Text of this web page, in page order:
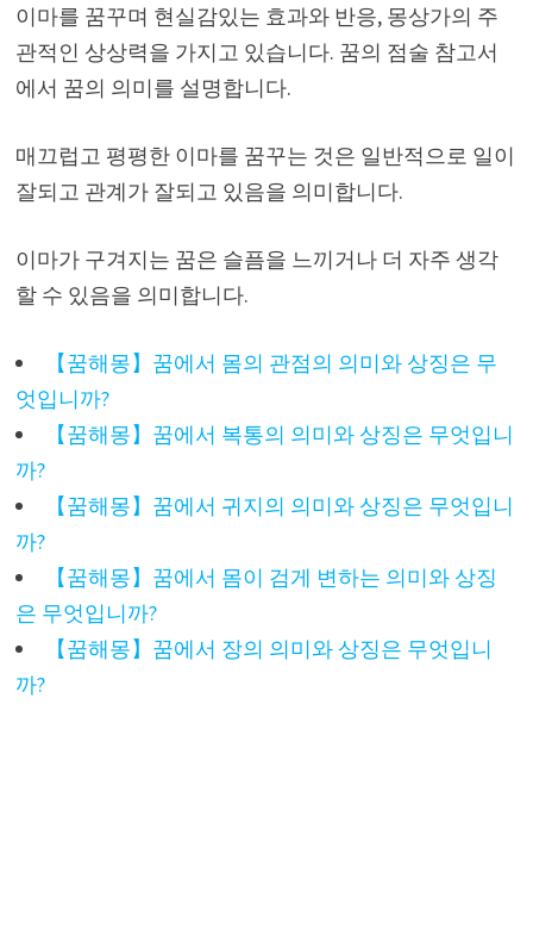
이마를 꿈꾸며 현실감있는 효과와 반응, 몽상가의 주
관적인 상상력을 가지고 있습니다. 꿈의 점술 참고서
에서 꿈의 의미를 설명합니다.
매끄럽고 평평한 이마를 꿈꾸는 것은 일반적으로 일이
잘되고 관계가 잘되고 있음을 의미합니다.
이마가 구겨지는 꿈은 슬픔을 느끼거나 더 자주 생각
할 수 있음을 의미합니다.
【꿈해몽】꿈에서 몸의 관점의 의미와 상징은 무
엇입니까?
【꿈해몽】꿈에서 복통의 의미와 상징은 무엇입니
까?
【꿈해몽】꿈에서 귀지의 의미와 상징은 무엇입니
까?
【꿈해몽】꿈에서 몸이 검게 변하는 의미와 상징
은 무엇입니까?
【꿈해몽】꿈에서 장의 의미와 상징은 무엇입니
까?